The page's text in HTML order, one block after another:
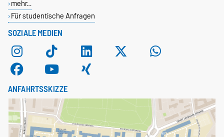
SOZIALE MEDIEN
mehr…
Für studentische Anfragen
ANFAHRTSSKIZZE